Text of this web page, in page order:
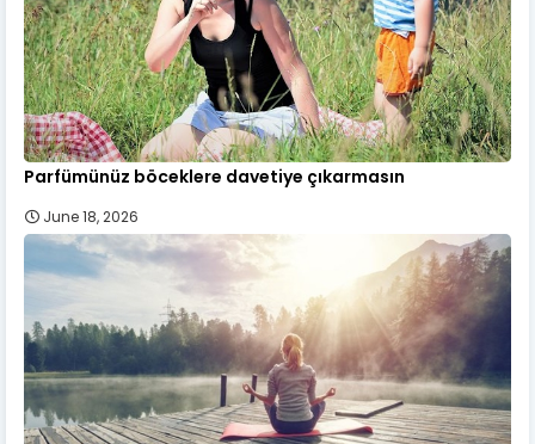
Parfümünüz böceklere davetiye çıkarmasın
June 18, 2026